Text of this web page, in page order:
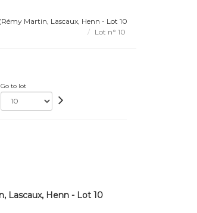
Martin, Lascaux, Henn - Lot 10
Lot n° 10
Go to lot
Lascaux, Henn - Lot 10